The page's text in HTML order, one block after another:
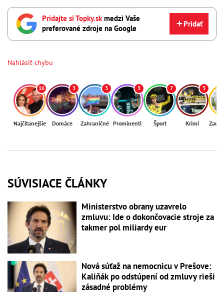
Pridajte si Topky.skmedzi Vaše
preferované zdroje na Google
Pridať
Nahlásiť chybu
16
Najčítanejšie
3
Domáce
3
Zahraničné
3
Prominenti
7
Šport
3
Krimi
SÚVISIACE ČLÁNKY
Ministerstvo obrany uzavrelo
zmluvu: Ide o dokončovacie stroje za
takmer pol miliardy eur
Nová súťaž na nemocnicu v Prešove:
Kaliňák po odstúpení od zmluvy rieši
zásadné problémy